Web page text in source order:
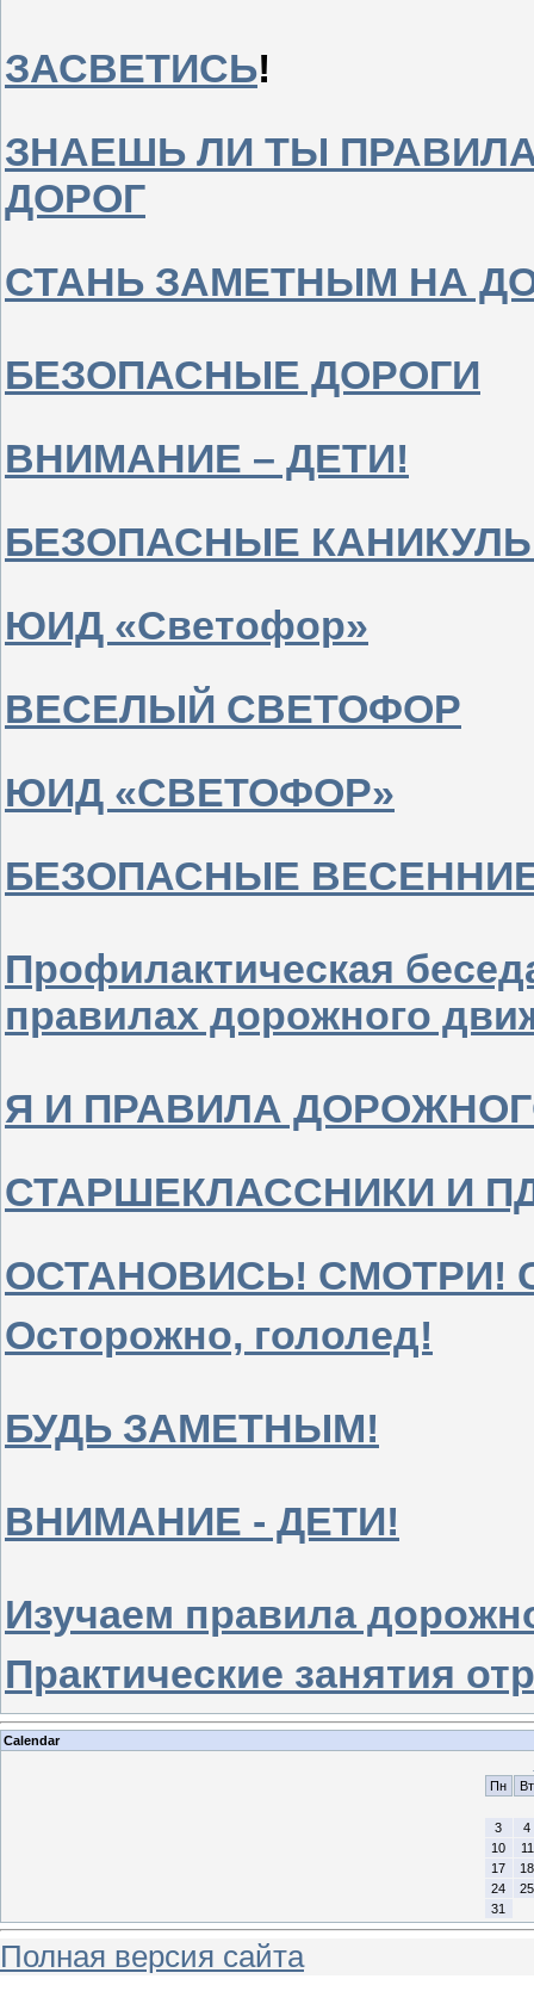
ЗАСВЕТИСЬ!
ЗНАЕШЬ ЛИ ТЫ
ДОРОГ
СТАНЬ ЗАМЕТНЫМ НА
БЕЗОПАСНЫЕ ДОРОГИ
ВНИМАНИЕ – ДЕТИ!
БЕЗОПАСНЫЕ
ЮИД «Светофор»
ВЕСЕЛЫЙ СВЕТОФОР
ЮИД «СВЕТОФОР»
БЕЗОПАСНЫЕ
Профилактическая
правилах дорожного
Я И ПРАВИЛА
СТАРШЕКЛАССНИКИ И
ОСТАНОВИСЬ! СМОТРИ!
Осторожно, гололед!
БУДЬ ЗАМЕТНЫМ!
ВНИМАНИЕ - ДЕТИ!
Изучаем правила
Практические занятия
Calendar
Пн
Вт
3
4
10
11
17
18
24
25
31
Полная версия сайта